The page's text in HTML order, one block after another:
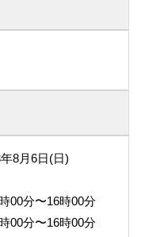
8月6日(日)
00分〜16時00分
00分〜16時00分